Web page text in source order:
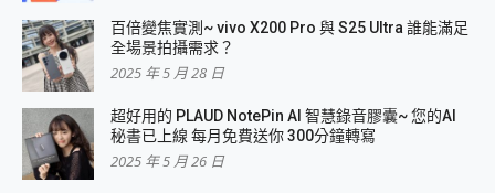
百倍變焦實測~ vivo X200 Pro 與 S25 Ultra 誰能滿足
全場景拍攝需求？
2025 年 5 月 28 日
超好用的 PLAUD NotePin AI 智慧錄音膠囊~ 您的AI
秘書已上線 每月免費送你 300分鐘轉寫
2025 年 5 月 26 日